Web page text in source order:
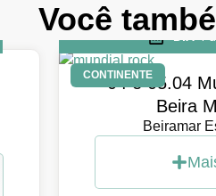
Você
CONTINENTE
DIA4
04 e 05.04
Beira
Beiramar